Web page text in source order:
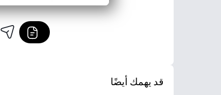
قد يهمك أيضًا